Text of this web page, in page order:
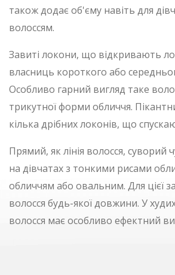
також додає об'єму навіть для
волоссям.
Завиті локони, що відкривають
власниць короткого або
Особливо гарний вигляд таке
трикутної форми обличчя.
кілька дрібних локонів, що
Прямий, як лінія волосся, суворий
на дівчатах з тонкими рисами
обличчям або овальним. Для цієї
волосся будь-якої довжини. У
волосся має особливо ефектний